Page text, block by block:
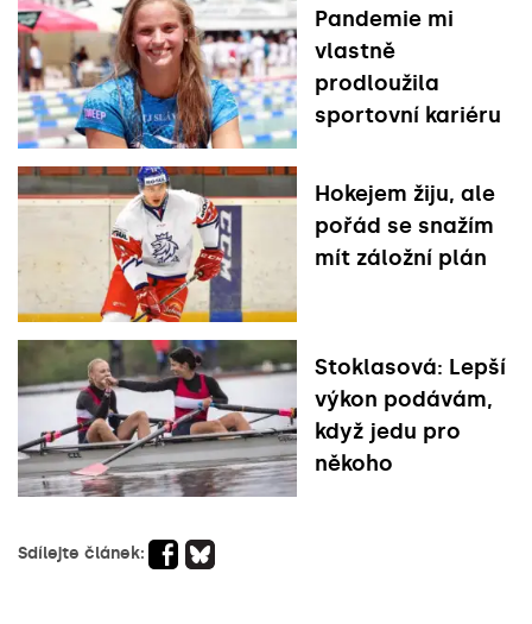
Pandemie mi
vlastně
prodloužila
sportovní kariéru
Hokejem žiju, ale
pořád se snažím
mít záložní plán
Stoklasová: Lepší
výkon podávám,
když jedu pro
někoho
Sdílejte článek: